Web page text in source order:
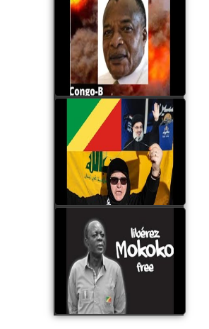
Poaty Pangou La
Conférence des ethnies
est la seule solution pour
éviter la scission du
Congo B
watch video
Les liaisons dangereuses
du clan Sassou Nguesso
avec le Hezbollah
watch video
Le Général Mokoko est
l'unique légitimité
présidentielle du peuple
congolais
watch video